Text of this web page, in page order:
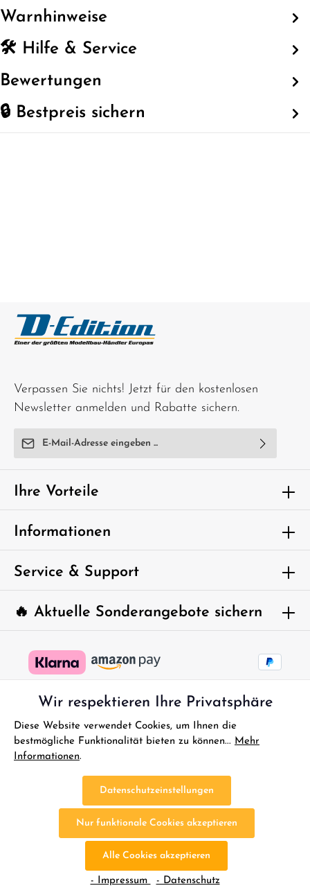
Warnhinweise
🛠️ Hilfe & Service
Bewertungen
🔒 Bestpreis sichern
Verpassen Sie nichts! Jetzt für den kostenlosen
Newsletter anmelden und Rabatte sichern.
E-Mail-Adresse*
Ich habe dieDatenschutzbestimmungenzur Kenntnis
genommen und die
einverstanden.
Um weiterzugehen, geben Sie die oben
abgebildeten Zeichen ein*
🔥 Aktuelle Sonderangebote sichern
Ihre Vorteile
Informationen
Service & Support
ggf. Nachnahmegebühren, wenn nicht anders angegeben.
© 2026 D-Edition RC Modellbau - with by
Bestellung Widerrufen
Widerrufsbelehrung
AGB Batterieentsorgung
Altölentsorgung
Cookie-Einstellungen
Wir respektieren Ihre Privatsphäre
Diese Website verwendet Cookies, um Ihnen die
bestmögliche Funktionalität bieten zu können... Mehr
Informationen.
Datenschutzeinstellungen
Nur funktionale Cookies akzeptieren
Alle Cookies akzeptieren
- Impressum - Datenschutz